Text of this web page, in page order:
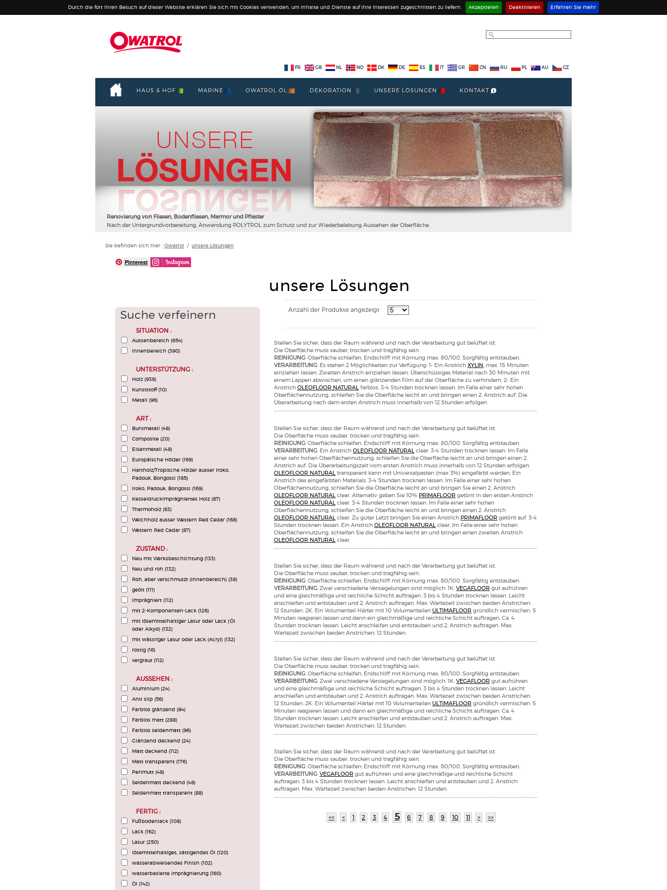
Durch die fort Ihren Besuch auf dieser Website erklären Sie sich mit Cookies verwenden, um Inhalte und Dienste auf Ihre Interessen zugeschnitten zu liefern. Akzeptieren Deaktivieren Erfahren Sie mehr
FR GB NL NO DK DE ES GR CN RU PL AU CZ
HAUS & HOF MARINE OWATROL ÖL DEKORATION UNSERE LÖSUNGEN KONTAKT
Renovierung von Fliesen, Bodenfliesen, Marmor und Pflaster
Nach der Untergrundvorbereitung, Anwendung POLYTROL zum Schutz und zur Wiederbelebung Aussehen der Oberfläche.
Sie befinden sich hier : Owatrol / unsere Lösungen
Pinterest
Suche verfeinern
SITUATION :
Aussenbereich (654)
Innenbereich (390)
UNTERSTÜTZUNG :
Holz (938)
Kunststoff (10)
Metall (96)
ART :
Buntmetall (48)
Composite (20)
Eisenmetall (48)
Europäische Hölzer (169)
Hartholz/Tropische Hölzer ausser Iroko,
Padouk, Bongossi (185)
Iroko, Padouk, Bongossi (169)
Kesseldruckimprägniertes Holz (87)
Thermoholz (63)
Weichholz ausser Western Red Cedar (168)
Western Red Cedar (87)
ZUSTAND :
Neu mit Werksbeschichtung (133)
Neu und roh (132)
Roh, aber verschmutzt (Innenbereich) (38)
geölt (111)
imprägniert (112)
mit 2-Komponenten-Lack (126)
mit lösemittelhaltiger Lasur oder Lack (Öl
oder Alkyd) (132)
mit wässriger Lasur oder Lack (Acryl) (132)
rostig (16)
vergraut (112)
AUSSEHEN :
Aluminium (24)
Anti slip (56)
Farblos glänzend (84)
Farblos matt (288)
Farblos seidenmatt (96)
Glänzend deckend (24)
Matt deckend (112)
Matt transparent (176)
Perlmutt (48)
Seidenmatt deckend (48)
Seidenmatt transparent (88)
FERTIG :
Fußbodenlack (108)
Lack (162)
Lasur (250)
lösemittelhaltiges, sättigendes Öl (120)
wasserabweisendes Finish (102)
wasserbasierte Imprägnierung (160)
Öl (142)
unsere Lösungen
Anzahl der Produkte angezeigt
Stellen Sie sicher, dass der Raum während und nach der Verarbeitung gut belüftet ist.
Die Oberfläche muss sauber, trocken und tragfähig sein.
REINIGUNG: Oberfläche schleifen. Endschliff mit Körnung max. 80/100. Sorgfältig entstauben.
VERARBEITUNG: Es stehen 2 Möglichkeiten zur Verfügung: 1- Ein Anstrich XYLIN
, max. 15 Minuten
einziehen lassen. Zweiten Anstrich einziehen lassen. Überschüssiges Material nach 30 Minuten mit
einem Lappen abwischen, um einen glänzenden Film auf der Oberfläche zu verhindern. 2- Ein
Anstrich OLEOFLOOR NATURAL
farblos. 3-4 Stunden trocknen lassen. Im Falle einer sehr hohen
Oberflächennutzung, schleifen Sie die Oberfläche leicht an und bringen einen 2. Anstrich auf. Die
Überarbeitung nach dem ersten Anstrich muss innerhalb von 12 Stunden erfolgen.
Stellen Sie sicher, dass der Raum während und nach der Verarbeitung gut belüftet ist.
Die Oberfläche muss sauber, trocken und tragfähig sein.
REINIGUNG: Oberfläche schleifen. Endschliff mit Körnung max. 80/100. Sorgfältig entstauben.
VERARBEITUNG: Ein Anstrich OLEOFLOOR NATURAL
clear. 3-4 Stunden trocknen lassen. Im Falle
einer sehr hohen Oberflächennutzung, schleifen Sie die Oberfläche leicht an und bringen einen 2.
Anstrich auf. Die Überarbeitungszeit vom ersten Anstrich muss innerhalb von 12 Stunden erfolgen.
OLEOFLOOR NATURAL
transparent kann mit Universalpasten (max 3%) eingefärbt werden. Ein
Anstrich des eingefärbten Materials. 3-4 Stunden trocknen lassen. Im Falle einer sehr hohen
Oberflächennutzung, schleifen Sie die Oberfläche leicht an und bringen Sie einen 2. Anstrich
OLEOFLOOR NATURAL
clear. Alternativ geben Sie 10% PRIMAFLOOR getönt in den ersten Anstrich
OLEOFLOOR NATURAL
clear. 3-4 Stunden trocknen lassen. Im Falle einer sehr hohen
Oberflächennutzung, schleifen Sie die Oberfläche leicht an und bringen einen 2. Anstrich
OLEOFLOOR NATURAL
clear. Zu guter Letzt bringen Sie einen Anstrich PRIMAFLOOR getönt auf. 3-4
Stunden trocknen lassen. Ein Anstrich OLEOFLOOR NATURAL
clear. Im Falle einer sehr hohen
Oberflächennutzung, schleifen Sie die Oberfläche leicht an und bringen einen zweiten Anstrich
OLEOFLOOR NATURAL
clear.
Stellen Sie sicher, dass der Raum während und nach der Verarbeitung gut belüftet ist.
Die Oberfläche muss sauber, trocken und tragfähig sein.
REINIGUNG: Oberfläche schleifen. Endschliff mit Körnung max. 80/100. Sorgfältig entstauben.
VERARBEITUNG: Zwei verschiedene Versiegelungen sind möglich: 1K: VEGAFLOOR gut aufrühren
und eine gleichmäßige und reichliche Schicht auftragen. 3 bis 4 Stunden trocknen lassen. Leicht
anschleifen und entstauben und 2. Anstrich auftragen. Max. Wartezeit zwischen beiden Anstrichen:
12 Stunden. 2K: Ein Volumenteil Härter mit 10 Volumenteilen ULTIMAFLOOR gründlich vermischen. 5
Minuten reagieren lassen und dann ein gleichmäßige und reichliche Schicht auftragen. Ca. 4
Stunden trocknen lassen. Leicht anschleifen und entstauben und 2. Anstrich auftragen. Max.
Wartezeit zwischen beiden Anstrichen: 12 Stunden.
Stellen Sie sicher, dass der Raum während und nach der Verarbeitung gut belüftet ist.
Die Oberfläche muss sauber, trocken und tragfähig sein.
REINIGUNG: Oberfläche schleifen. Endschliff mit Körnung max. 80/100. Sorgfältig entstauben.
VERARBEITUNG: Zwei verschiedene Versiegelungen sind möglich: 1K: VEGAFLOOR gut aufrühren
und eine gleichmäßige und reichliche Schicht auftragen. 3 bis 4 Stunden trocknen lassen. Leicht
anschleifen und entstauben und 2. Anstrich auftragen. Max. Wartezeit zwischen beiden Anstrichen:
12 Stunden. 2K: Ein Volumenteil Härter mit 10 Volumenteilen ULTIMAFLOOR gründlich vermischen. 5
Minuten reagieren lassen und dann ein gleichmäßige und reichliche Schicht auftragen. Ca. 4
Stunden trocknen lassen. Leicht anschleifen und entstauben und 2. Anstrich auftragen. Max.
Wartezeit zwischen beiden Anstrichen: 12 Stunden.
Stellen Sie sicher, dass der Raum während und nach der Verarbeitung gut belüftet ist.
Die Oberfläche muss sauber, trocken und tragfähig sein.
REINIGUNG: Oberfläche schleifen. Endschliff mit Körnung max. 80/100. Sorgfältig entstauben.
VERARBEITUNG: VEGAFLOOR gut aufrühren und eine gleichmäßige und reichliche Schicht
auftragen. 3 bis 4 Stunden trocknen lassen. Leicht anschleifen und entstauben und 2. Anstrich
auftragen. Max. Wartezeit zwischen beiden Anstrichen: 12 Stunden.
<< < 1 2 3 4 5 6 7 8 9 10 11 > >>